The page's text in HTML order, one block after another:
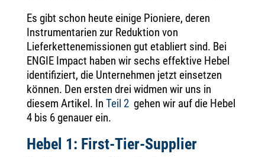
Es gibt schon heute einige Pioniere, deren
Instrumentarien zur Reduktion von
Lieferkettenemissionen gut etabliert sind. Bei
ENGIE Impact haben wir sechs effektive Hebel
identifiziert, die Unternehmen jetzt einsetzen
können. Den ersten drei widmen wir uns in
diesem Artikel. In Teil 2gehen wir auf die Hebel
4 bis 6 genauer ein.
Hebel 1: First-Tier-Supplier